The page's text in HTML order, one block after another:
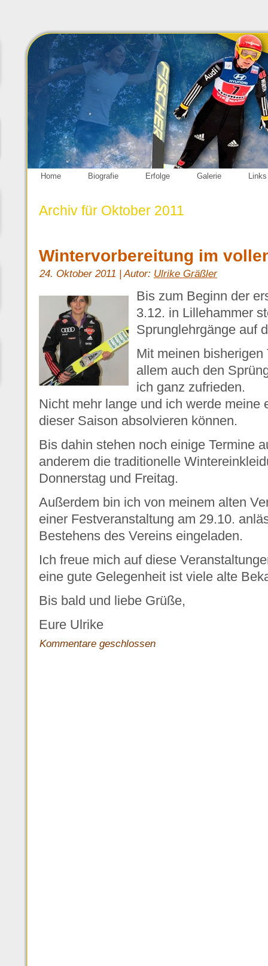
Home Biografie Erfolge Galerie Links
Archiv für Oktober 2011
Wintervorbereitung im
24. Oktober 2011 | Autor: Ulrike Gräßler
Bis zum Beginn der
3.12. in Lillehammer
Sprunglehrgänge auf
Mit meinen
allem auch den
ich ganz zufrieden.
Nicht mehr lange und ich werde meine
dieser Saison absolvieren können.
Bis dahin stehen noch einige Termine
anderem die traditionelle
Donnerstag und Freitag.
Außerdem bin ich von meinem alten
einer Festveranstaltung am 29.10.
Bestehens des Vereins eingeladen.
Ich freue mich auf diese
eine gute Gelegenheit ist viele alte
Bis bald und liebe Grüße,
Eure Ulrike
Kommentare geschlossen